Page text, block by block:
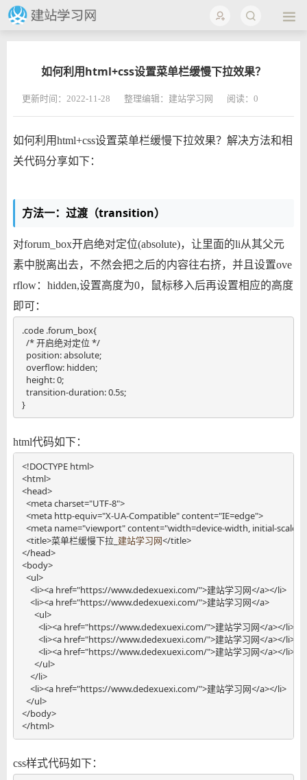
如何利用html+css设置菜单栏缓慢下拉效果？
更新时间：2022-11-28 整理编辑：建站学习网 阅读： 0
如何利用html+css设置菜单栏缓慢下拉效果？解决方法和相
关代码分享如下：
方法一：过渡（transition）
对forum_box开启绝对定位(absolute)，让里面的li从其父元
素中脱离出去，不然会把之后的内容往右挤，并且设置ove
rflow：hidden,设置高度为0，鼠标移入后再设置相应的高度
即可：
.code .forum_box{
/* 开启绝对定位 */
position: absolute;
overflow: hidden;
height: 0;
transition-duration: 0.5s;
}
html代码如下：
<!DOCTYPE html>
<html>
<head>
<meta charset="UTF-8">
<meta http-equiv="X-UA-Compatible" content="IE=edge">
<meta name="viewport" content="width=device-width, initial-
<title>菜单栏缓慢下拉_ 建站学习网</title>
</head>
<body>
<ul>
<li><a href="https://www.dedexuexi.com/">建站学习网</a></li>
<li><a href="https://www.dedexuexi.com/">建站学习网</a>
<ul>
<li><a href="https://www.dedexuexi.com/">建站学习网</a></li>
<li><a href="https://www.dedexuexi.com/">建站学习网</a></li>
<li><a href="https://www.dedexuexi.com/">建站学习网</a></li>
</ul>
</li>
<li><a href="https://www.dedexuexi.com/">建站学习网</a></li>
</ul>
</body>
</html>
css样式代码如下：